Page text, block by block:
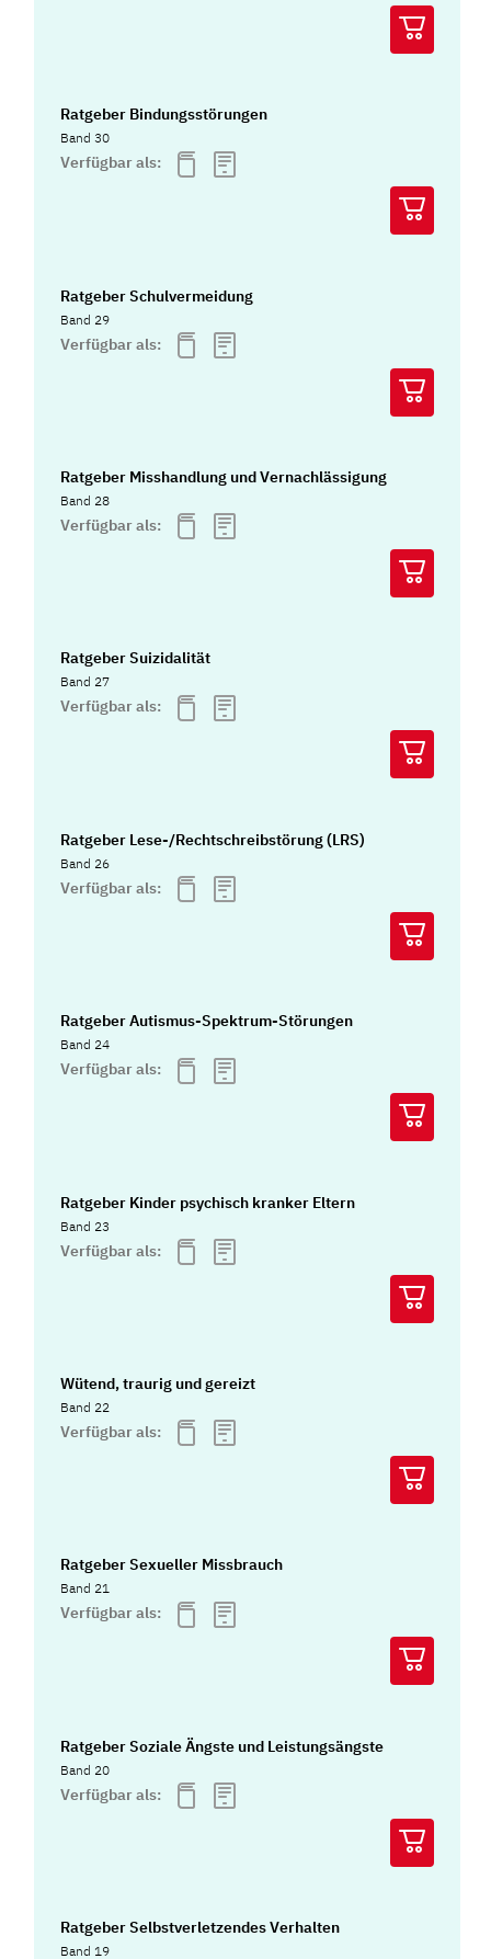
Ratgeber Bindungsstörungen
Band 30
Verfügbar als:
Ratgeber Schulvermeidung
Band 29
Verfügbar als:
Ratgeber Misshandlung und Vernachlässigung
Band 28
Verfügbar als:
Ratgeber Suizidalität
Band 27
Verfügbar als:
Ratgeber Lese-/Rechtschreibstörung (LRS)
Band 26
Verfügbar als:
Ratgeber Autismus-Spektrum-Störungen
Band 24
Verfügbar als:
Ratgeber Kinder psychisch kranker Eltern
Band 23
Verfügbar als:
Wütend, traurig und gereizt
Band 22
Verfügbar als:
Ratgeber Sexueller Missbrauch
Band 21
Verfügbar als:
Ratgeber Soziale Ängste und Leistungsängste
Band 20
Verfügbar als:
Ratgeber Selbstverletzendes Verhalten
Band 19